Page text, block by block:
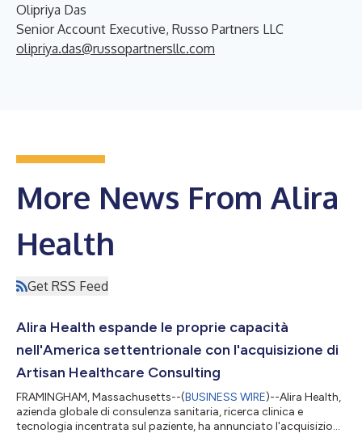
Olipriya Das
Senior Account Executive, Russo Partners LLC
olipriya.das@russopartnersllc.com
More News From Alira
Health
Get RSS Feed
Alira Health espande le proprie capacità
nell'America settentrionale con l'acquisizione di
Artisan Healthcare Consulting
FRAMINGHAM, Massachusetts--(BUSINESS WIRE)--Alira Health,
azienda globale di consulenza sanitaria, ricerca clinica e
tecnologia incentrata sul paziente, ha annunciato l'acquisizione